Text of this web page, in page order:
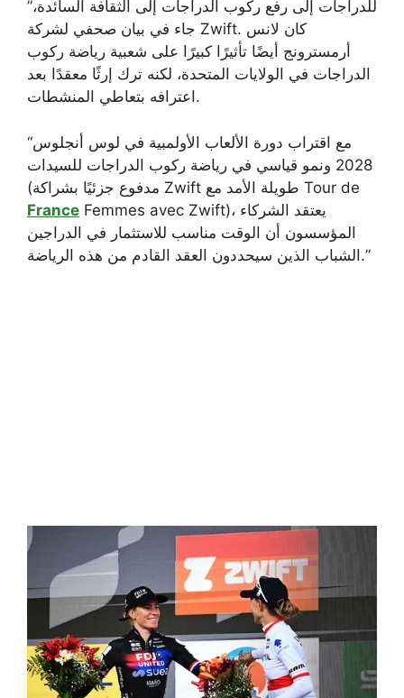
للدراجات إلى رفع ركوب الدراجات إلى الثقافة السائدة،”
جاء في بيان صحفي لشركة Zwift. كان لانس
أرمسترونج أيضًا تأثيرًا كبيرًا على شعبية رياضة ركوب
الدراجات في الولايات المتحدة، لكنه ترك إرثًا معقدًا بعد
اعترافه بتعاطي المنشطات.
“مع اقتراب دورة الألعاب الأولمبية في لوس أنجلوس
2028 ونمو قياسي في رياضة ركوب الدراجات للسيدات
(مدفوع جزئيًا بشراكة Zwift طويلة الأمد مع Tour de
France Femmes avec Zwift)، يعتقد الشركاء
المؤسسون أن الوقت مناسب للاستثمار في الدراجين
الشباب الذين سيحددون العقد القادم من هذه الرياضة.”